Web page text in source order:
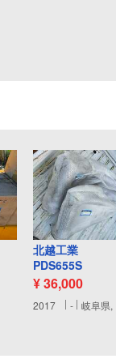
北越工業
PDS655S
¥ 36,000
2017 - 岐阜県,